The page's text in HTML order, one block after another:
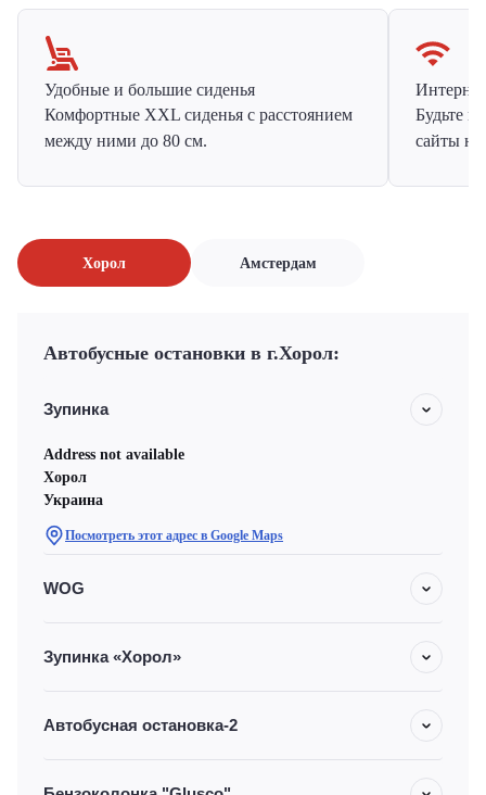
Удобные и большие сиденья
Комфортные XXL сиденья с расстоянием
между ними до 80 см.
Будьте
сайты на
Хорол Амстердам
Автобусные остановки в г.Хорол:
Зупинка
Address not available
Хорол
Украина
Посмотреть этот адрес в Google Maps
WOG
Зупинка «Хорол»
Автобусная остановка-2